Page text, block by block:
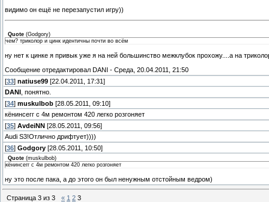
видимо он ещё не перезапустил игру))
Quote (Godgory)
чем? триколор и цинк идентичны почти во всём
ну нет к цинке я привык уже я на ней большинство межклубок прохожу....а на
Сообщение отредактировал DANI - Среда, 20.04.2011, 21:50
[33] natiuse99 [22.04.2011, 17:31]
DANI
, понятно.
[34] muskulbob [28.05.2011, 09:10]
кёнинсегг с 4м ремонтом 420 легко розгоняет
[35] AvdeiNN [28.05.2011, 09:56]
Audi S3!Отлично дрифтует))))
[36] Godgory [28.05.2011, 10:50]
Quote (muskulbob)
кёнинсегг с 4м ремонтом 420 легко розгоняет
ну это после пака, а до этого он был ненужным отстойным ведром)
Страница 3 из 3 « 1 2 3